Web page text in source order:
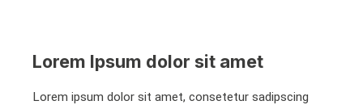
Lorem Ipsum dolor sit amet
Lorem ipsum dolor sit amet, consetetur sadipscing